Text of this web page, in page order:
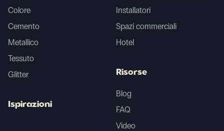
Colore
Cemento
Metallico
Tessuto
Glitter
Ispirazioni
Installatori
Spazi commerciali
Hotel
Risorse
Blog
FAQ
Video